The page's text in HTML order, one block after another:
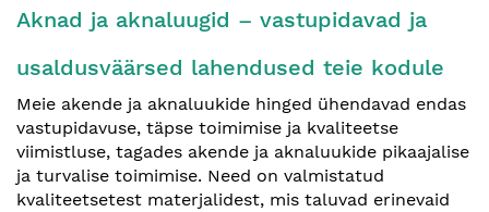
Aknad ja aknaluugid – vastupidavad ja
usaldusväärsed lahendused teie kodule
Meie akende ja aknaluukide hinged ühendavad endas
vastupidavuse, täpse toimimise ja kvaliteetse
viimistluse, tagades akende ja aknaluukide pikaajalise
ja turvalise toimimise. Need on valmistatud
kvaliteetsetest materjalidest, mis taluvad erinevaid